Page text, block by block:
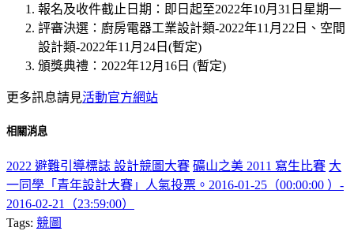
報名及收件截止日期：即日起至2022年10月31日星期一
評審決選：廚房電器工業設計類-2022年11月22日、空間
設計類-2022年11月24日(暫定)
頒獎典禮：2022年12月16日 (暫定)
更多訊息請見活動官方網站
相關消息
2022 避難引導標誌 設計競圖大賽 礦山之美 2011 寫生比賽 大
一同學「青年設計大賽」人氣投票。2016-01-25（00:00:00 ）-
2016-02-21（23:59:00）
Tags: 競圖